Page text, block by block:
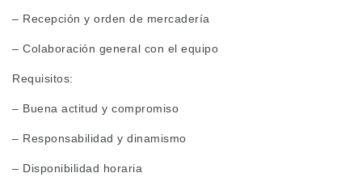
– Recepción y orden de mercadería
– Colaboración general con el equipo
Requisitos:
– Buena actitud y compromiso
– Responsabilidad y dinamismo
– Disponibilidad horaria